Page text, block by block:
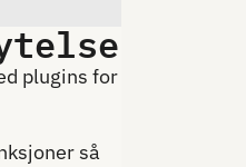
plugins for
så